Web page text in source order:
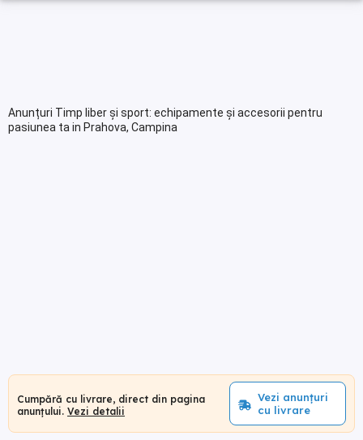
Anunțuri Timp liber și sport: echipamente și accesorii pentru
pasiunea ta in Prahova, Campina
Cumpără cu livrare, direct din pagina
anunțului. Vezi detalii
Vezi anunțuri
cu livrare